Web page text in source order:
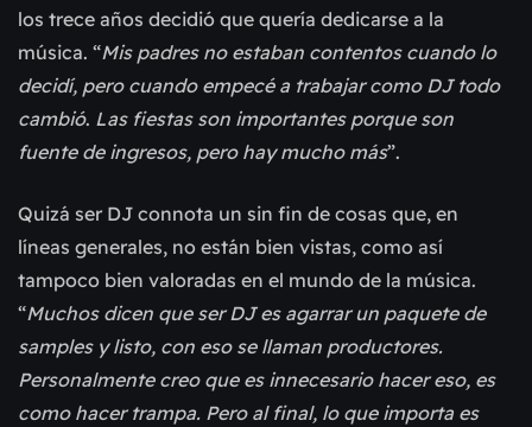
los trece años decidió que quería dedicarse a la
música. “Mis padres no estaban contentos cuando lo
decidí, pero cuando empecé a trabajar como DJ todo
cambió. Las fiestas son importantes porque son
fuente de ingresos, pero hay mucho más”.
Quizá ser DJ connota un sin fin de cosas que, en
líneas generales, no están bien vistas, como así
tampoco bien valoradas en el mundo de la música.
“Muchos dicen que ser DJ es agarrar un paquete de
samples y listo, con eso se llaman productores.
Personalmente creo que es innecesario hacer eso, es
como hacer trampa. Pero al final, lo que importa es